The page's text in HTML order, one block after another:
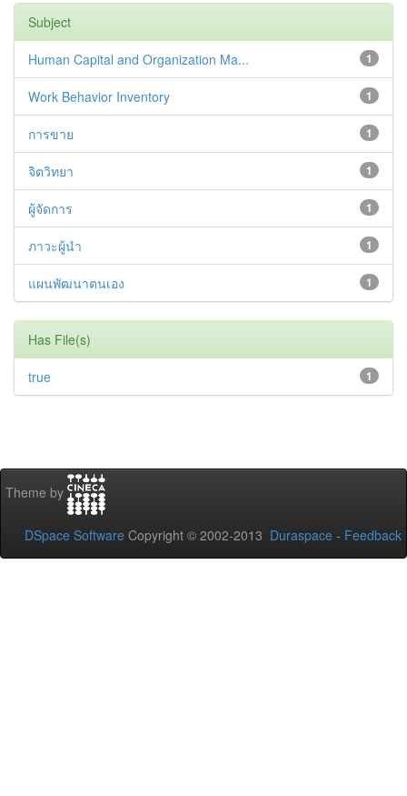
Subject
1
Human Capital and Organization Ma...
1
Work Behavior Inventory
1
การขาย
1
จิตวิทยา
1
ผู้จัดการ
1
ภาวะผู้นำ
1
แผนพัฒนาตนเอง
Has File(s)
1
true
Theme by
DSpace Software Copyright © 2002-2013 Duraspace - Feedback